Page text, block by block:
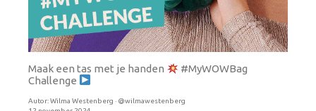
Maak een tas met je handen
#MyWOWBag
Challenge
Autor:Wilma Westenberg · @wilmawestenberg